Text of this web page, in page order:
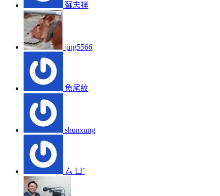
蘇志祥
jing5566
魚尾紋
shunxung
ㄙ ㄩˊ